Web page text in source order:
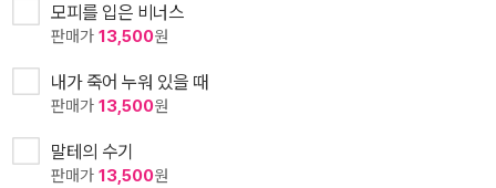
모피를 입은 비너스
판매가 13,500원
내가 죽어 누워 있을 때
판매가 13,500원
말테의 수기
판매가 13,500원